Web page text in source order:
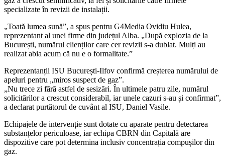
specializate în revizii de instalații.
„Toată lumea sună”, a spus pentru G4Media Ovidiu Hulea,
reprezentant al unei firme din județul Alba. „După explozia de la
București, numărul clienților care cer revizii s-a dublat. Mulți au
realizat abia acum că nu e o formalitate.”
Reprezentanții ISU București-Ilfov confirmă creșterea numărului de
apeluri pentru „miros suspect de gaz”.
„Nu trece zi fără astfel de sesizări. În ultimele patru zile, numărul
solicitărilor a crescut considerabil, iar unele cazuri s-au și confirmat”,
a declarat purtătorul de cuvânt al ISU, Daniel Vasile.
Echipajele de intervenție sunt dotate cu aparate pentru detectarea
substanțelor periculoase, iar echipa CBRN din Capitală are
dispozitive care pot determina inclusiv concentrația compușilor din
gaz.